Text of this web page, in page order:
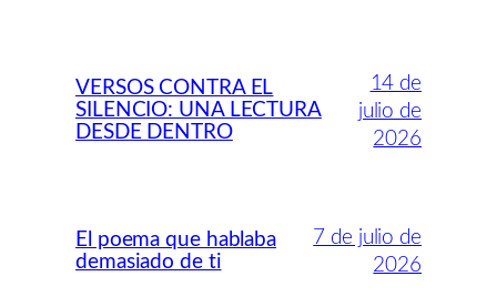
VERSOS CONTRA EL
SILENCIO: UNA LECTURA
DESDE DENTRO
14 de
julio de
2026
El poema que hablaba
demasiado de ti
7 de julio de
2026